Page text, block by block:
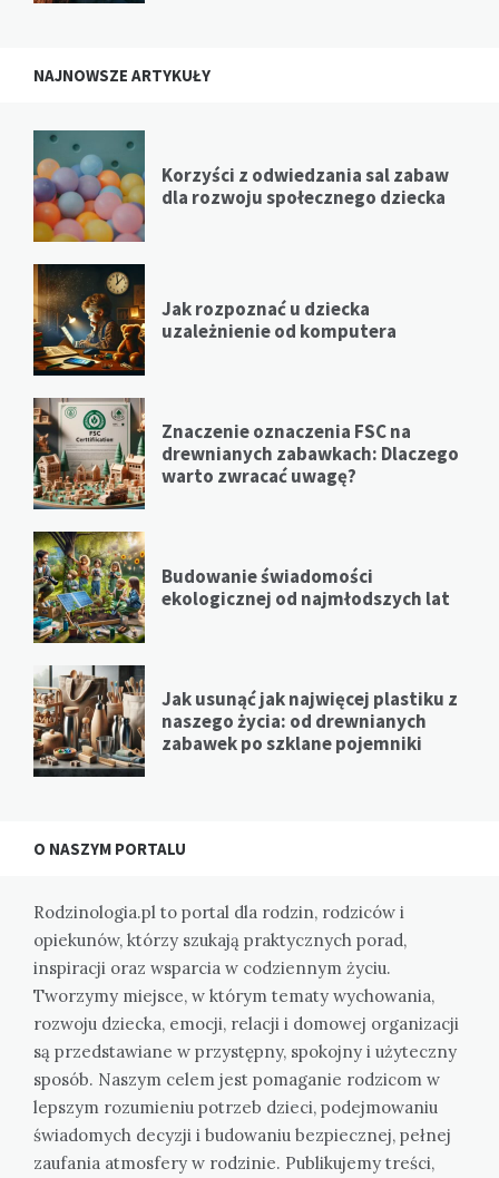
NAJNOWSZE ARTYKUŁY
Korzyści z odwiedzania sal zabaw
dla rozwoju społecznego dziecka
Jak rozpoznać u dziecka
uzależnienie od komputera
Znaczenie oznaczenia FSC na
drewnianych zabawkach: Dlaczego
warto zwracać uwagę?
Budowanie świadomości
ekologicznej od najmłodszych lat
Jak usunąć jak najwięcej plastiku z
naszego życia: od drewnianych
zabawek po szklane pojemniki
O NASZYM PORTALU
Rodzinologia.pl to portal dla rodzin, rodziców i
opiekunów, którzy szukają praktycznych porad,
inspiracji oraz wsparcia w codziennym życiu.
Tworzymy miejsce, w którym tematy wychowania,
rozwoju dziecka, emocji, relacji i domowej organizacji
są przedstawiane w przystępny, spokojny i użyteczny
sposób. Naszym celem jest pomaganie rodzicom w
lepszym rozumieniu potrzeb dzieci, podejmowaniu
świadomych decyzji i budowaniu bezpiecznej, pełnej
zaufania atmosfery w rodzinie. Publikujemy treści,